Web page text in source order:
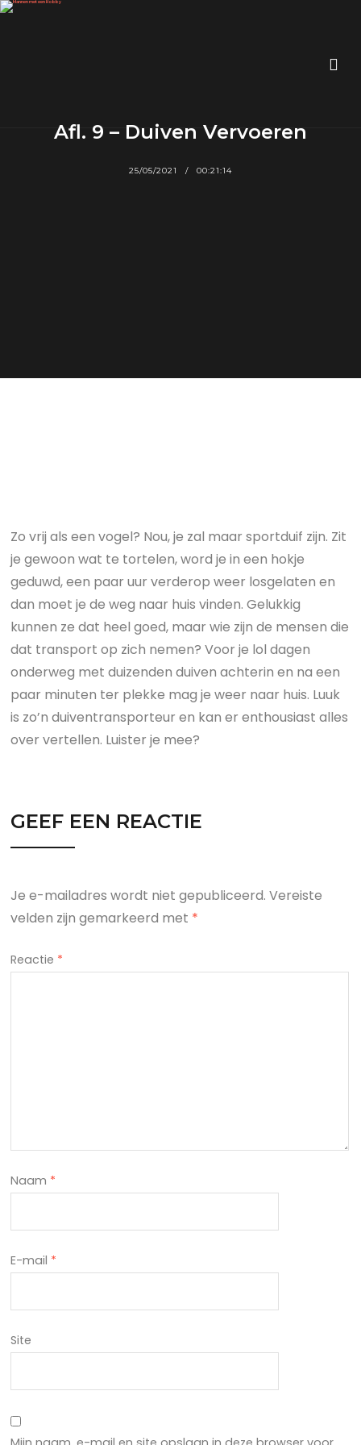
Afl. 9 – Duiven Vervoeren
25/05/2021 00:21:14
Zo vrij als een vogel? Nou, je zal maar sportduif zijn. Zit
je gewoon wat te tortelen, word je in een hokje
geduwd, een paar uur verderop weer losgelaten en
dan moet je de weg naar huis vinden. Gelukkig
kunnen ze dat heel goed, maar wie zijn de mensen die
dat transport op zich nemen? Voor je lol dagen
onderweg met duizenden duiven achterin en na een
paar minuten ter plekke mag je weer naar huis. Luuk
is zo’n duiventransporteur en kan er enthousiast alles
over vertellen. Luister je mee?
GEEF EEN REACTIE
Je e-mailadres wordt niet gepubliceerd. Vereiste
velden zijn gemarkeerd met *
Reactie *
Naam *
E-mail *
Site